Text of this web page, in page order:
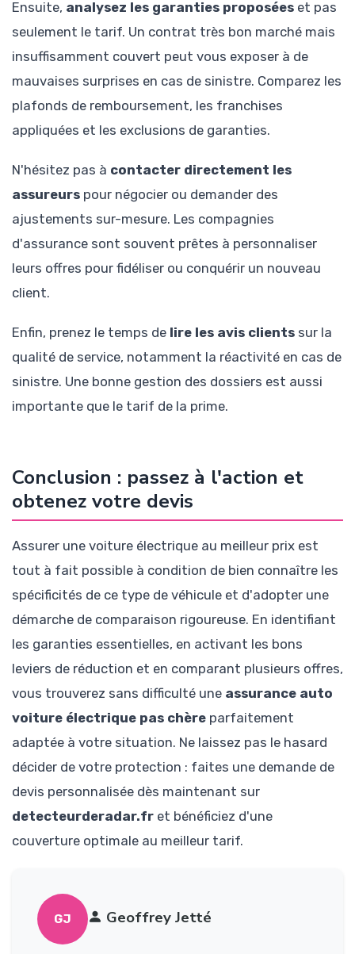
Ensuite, analysez les garanties proposées et pas
seulement le tarif. Un contrat très bon marché mais
insuffisamment couvert peut vous exposer à de
mauvaises surprises en cas de sinistre. Comparez les
plafonds de remboursement, les franchises
appliquées et les exclusions de garanties.
N'hésitez pas à contacter directement les
assureurs pour négocier ou demander des
ajustements sur-mesure. Les compagnies
d'assurance sont souvent prêtes à personnaliser
leurs offres pour fidéliser ou conquérir un nouveau
client.
Enfin, prenez le temps de lire les avis clients sur la
qualité de service, notamment la réactivité en cas de
sinistre. Une bonne gestion des dossiers est aussi
importante que le tarif de la prime.
Conclusion : passez à l'action et
obtenez votre devis
Assurer une voiture électrique au meilleur prix est
tout à fait possible à condition de bien connaître les
spécificités de ce type de véhicule et d'adopter une
démarche de comparaison rigoureuse. En identifiant
les garanties essentielles, en activant les bons
leviers de réduction et en comparant plusieurs offres,
vous trouverez sans difficulté une assurance auto
voiture électrique pas chère parfaitement
adaptée à votre situation. Ne laissez pas le hasard
décider de votre protection : faites une demande de
devis personnalisée dès maintenant sur
detecteurderadar.fr et bénéficiez d'une
couverture optimale au meilleur tarif.
GJ Geoffrey Jetté